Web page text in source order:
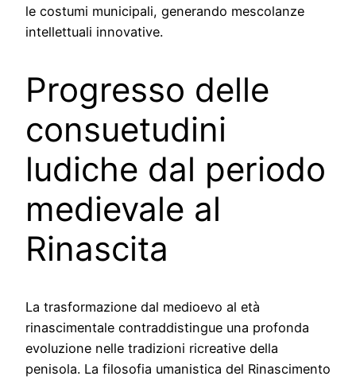
le costumi municipali, generando mescolanze
intellettuali innovative.
Progresso delle
consuetudini
ludiche dal periodo
medievale al
Rinascita
La trasformazione dal medioevo al età
rinascimentale contraddistingue una profonda
evoluzione nelle tradizioni ricreative della
penisola. La filosofia umanistica del Rinascimento